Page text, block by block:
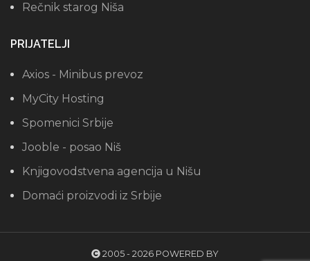
Rečnik starog Niša
PRIJATELJI
Axios - Minibus prevoz
MyCity Hosting
Spomenici Srbije
Jooble - posao Niš
Knjigovodstvena agencija u Nišu
Domaći proizvodi iz Srbije
2005 - 2026 POWERED BY